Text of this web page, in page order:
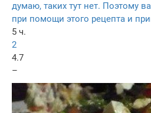
думаю, таких тут нет. Поэтому
при помощи этого рецепта и
5 ч.
2
4.7
–